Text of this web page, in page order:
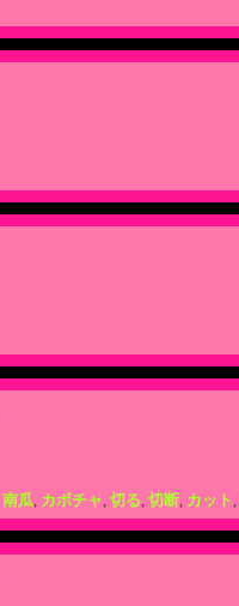
南瓜, カボチャ, 切る, 切断, カット,